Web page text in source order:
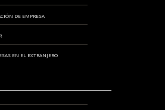
DE EMPRESA
EN EL EXTRANJERO